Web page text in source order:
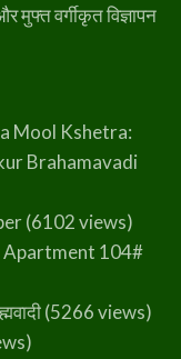
वर्गीकृत विज्ञापन
Mool Kshetra:
Brahamavadi
(6102 views)
Apartment 104#
(5266 views)